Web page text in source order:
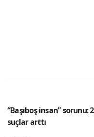
“Başıboş insan” sorunu:
suçlar arttı